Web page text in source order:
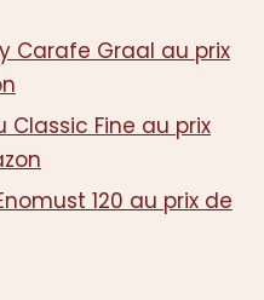
Carafe Graal au prix
Classic Fine au prix
120 au prix de